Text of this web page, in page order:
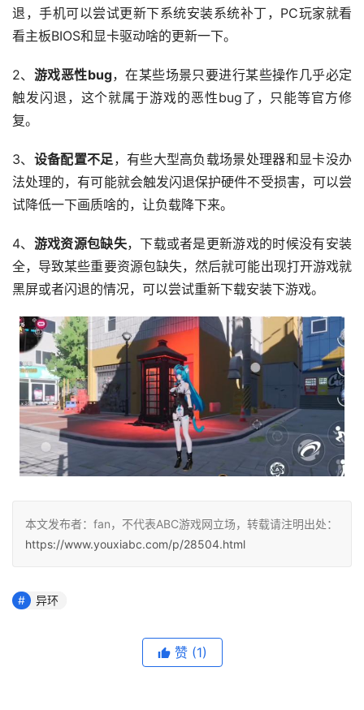
退，手机可以尝试更新下系统安装系统补丁，PC玩家就看
看主板BIOS和显卡驱动啥的更新一下。
2、 游戏恶性bug，在某些场景只要进行某些操作几乎必定
触发闪退，这个就属于游戏的恶性bug了，只能等官方修
复。
3、 设备配置不足，有些大型高负载场景处理器和显卡没办
法处理的，有可能就会触发闪退保护硬件不受损害，可以尝
试降低一下画质啥的，让负载降下来。
4、 游戏资源包缺失，下载或者是更新游戏的时候没有安装
全，导致某些重要资源包缺失，然后就可能出现打开游戏就
黑屏或者闪退的情况，可以尝试重新下载安装下游戏。
本文发布者：fan，不代表ABC游戏网立场，转载请注明出处：
https://www.youxiabc.com/p/28504.html
异环
赞 (1)